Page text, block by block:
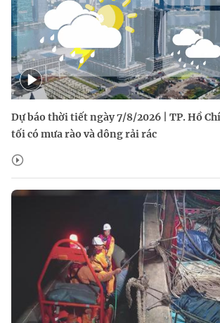
Dự báo thời tiết ngày 7/8/2026 | TP. Hồ
tối có mưa rào và dông rải rác